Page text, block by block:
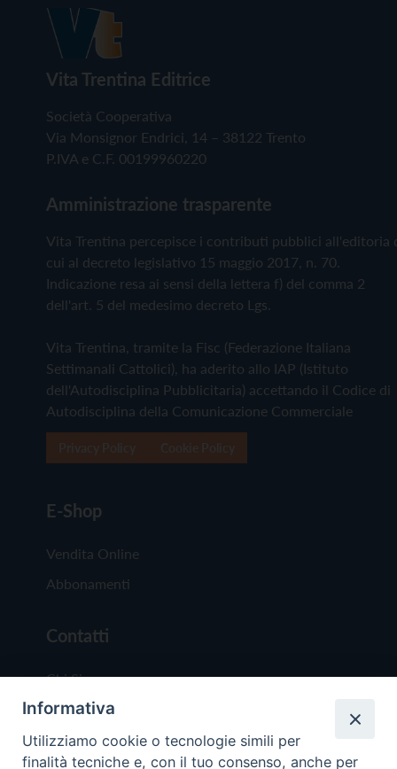
Vita Trentina Editrice
Società Cooperativa
Via Monsignor Endrici, 14 – 38122 Trento
P.IVA e C.F. 00199960220
Amministrazione trasparente
Vita Trentina percepisce i contributi pubblici all'editoria
cui al decreto legislativo 15 maggio 2017, n. 70.
Indicazione resa ai sensi della lettera f) del comma 2
dell'art. 5 del medesimo decreto Lgs.
Vita Trentina, tramite la Fisc (Federazione Italiana
Settimanali Cattolici), ha aderito allo IAP (Istituto
dell'Autodisciplina Pubblicitaria) accettando il Codice di
Autodisciplina della Comunicazione Commerciale
E-Shop
Vendita Online
Abbonamenti
Contatti
Chi Siamo
Redazione
Scrivici
Informativa
Utilizziamo cookie o tecnologie simili per
finalità tecniche e, con il tuo consenso, anche per